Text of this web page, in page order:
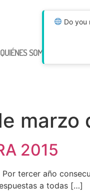
Do you
QUIÉNES SOMOS
marzo
2015
Por tercer año
a todas […]